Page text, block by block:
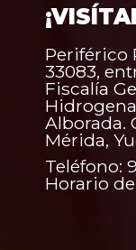
Periférico
33083,
Fiscalía
Alborada.
Mérida,
Teléfono:
Horario